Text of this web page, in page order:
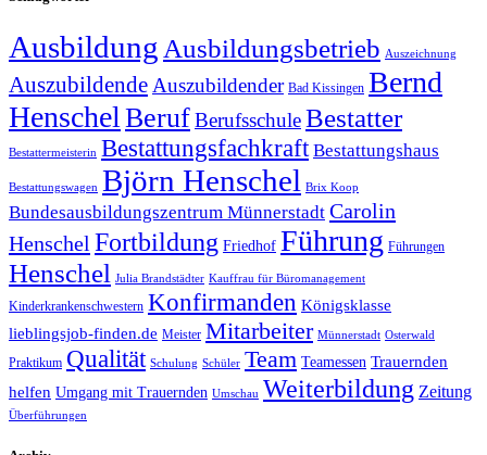
Ausbildung Ausbildungsbetrieb Auszeichnung
Auszubildende Auszubildender Bad Kissingen Bernd
Henschel BerufBerufsschuleBestatter
Bestattermeisterin Bestattungsfachkraft Bestattungshaus
Bestattungswagen Björn Henschel Brix Koop
Bundesausbildungszentrum Münnerstadt Carolin
Henschel Fortbildung Friedhof Führung Führungen
Henschel Julia Brandstädter Kauffrau für Büromanagement
Kinderkrankenschwestern Konfirmanden Königsklasse
lieblingsjob-finden.de Meister Mitarbeiter Münnerstadt Osterwald
Praktikum Qualität Schulung Schüler Team Teamessen Trauernden
helfen Umgang mit Trauernden Umschau Weiterbildung Zeitung
Überführungen